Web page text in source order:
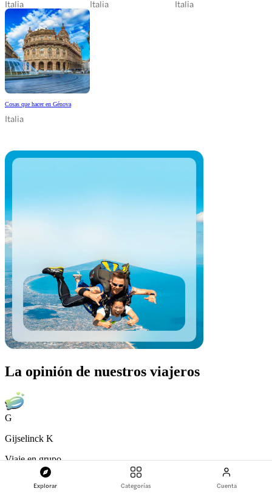
Explorar Categorías Cuenta
Italia Italia Italia
Cosas que hacer en Génova
Italia
La opinión de nuestros viajeros
G
Gijselinck K
Viaje en grupo